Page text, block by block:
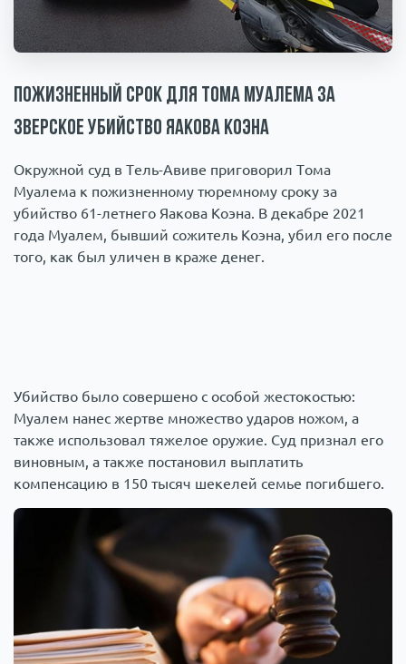
Происшествия 1000 мелочей
Пожизненный срок для Тома Муалема за
зверское убийство Яакова Коэна
Окружной суд в Тель-Авиве приговорил Тома
Муалема к пожизненному тюремному сроку за
убийство 61-летнего Яакова Коэна. В декабре 2021
года Муалем, бывший сожитель Коэна, убил его после
того, как был уличен в краже денег.
Убийство было совершено с особой жестокостью:
Муалем нанес жертве множество ударов ножом, а
также использовал тяжелое оружие. Суд признал его
виновным, а также постановил выплатить
компенсацию в 150 тысяч шекелей семье погибшего.